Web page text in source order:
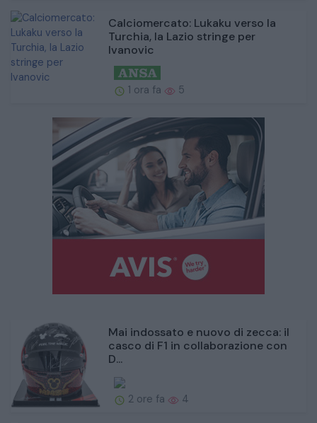
Calciomercato: Lukaku verso la
Turchia, la Lazio stringe per
Ivanovic
1 ora fa 5
Mai indossato e nuovo di zecca: il
casco di F1 in collaborazione con
D...
2 ore fa 4